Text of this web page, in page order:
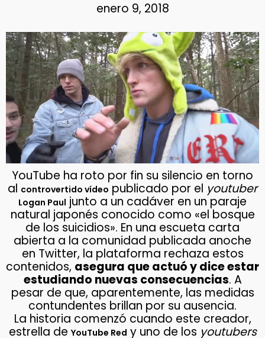
enero 9, 2018
YouTube ha roto por fin su silencio en torno
al controvertido vídeo publicado por el youtuber
Logan Paul junto a un cadáver en un paraje
natural japonés conocido como «el bosque
de los suicidios». En una escueta carta
abierta a la comunidad publicada anoche
en Twitter, la plataforma rechaza estos
contenidos, asegura que actuó y dice estar
estudiando nuevas consecuencias. A
pesar de que, aparentemente, las medidas
contundentes brillan por su ausencia.
La historia comenzó cuando este creador,
estrella deYouTube Red y uno de los youtubers